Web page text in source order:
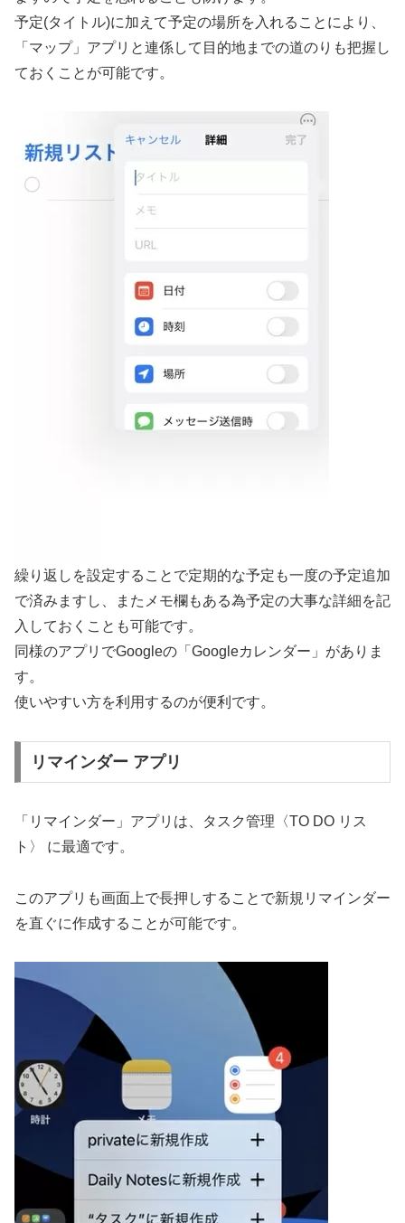
予定(タイトル)に加えて予定の場所を入れることにより、
「マップ」アプリと連係して目的地までの道のりも把握し
ておくことが可能です。
繰り返しを設定することで定期的な予定も一度の予定追加
で済みますし、またメモ欄もある為予定の大事な詳細を記
入しておくことも可能です。
同様のアプリでGoogleの「Googleカレンダー」がありま
す。
使いやすい方を利用するのが便利です。
リマインダー アプリ
「リマインダー」アプリは、タスク管理〈TO DO リス
ト〉 に最適です。
このアプリも画面上で長押しすることで新規リマインダー
を直ぐに作成することが可能です。